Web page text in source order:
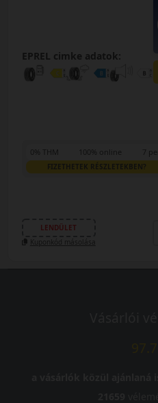
EPREL cimke adatok:
0% THM 100% online 7
FIZETHETEK RÉSZLETEKBEN?
LENDÜLET
Kuponkód másolása